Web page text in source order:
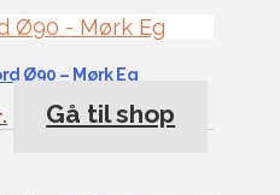
Ø90 – Mørk Eg
Gå til shop